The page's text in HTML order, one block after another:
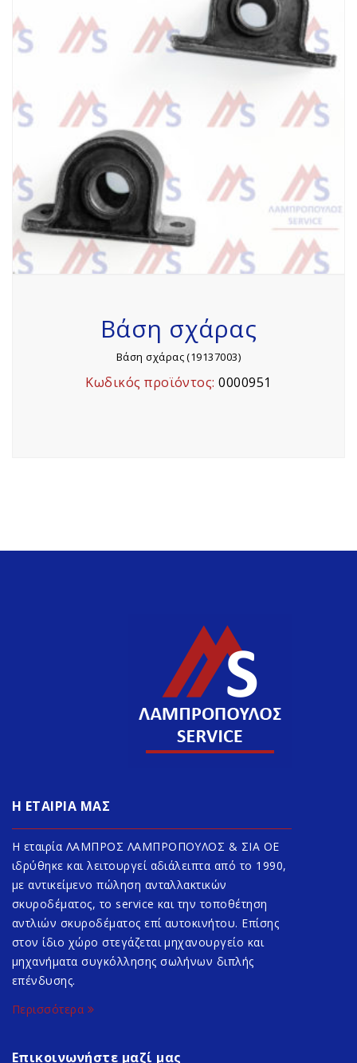
Βάση σχάρας
Βάση σχάρας (19137003)
Κωδικός προϊόντος:0000951
Η ΕΤΑΙΡΙΑ ΜΑΣ
Η εταιρία ΛΑΜΠΡΟΣ ΛΑΜΠΡΟΠΟΥΛΟΣ & ΣΙΑ ΟΕ
ιδρύθηκε και λειτουργεί αδιάλειπτα από το 1990,
με αντικείμενο πώληση ανταλλακτικών
σκυροδέματος, το service και την τοποθέτηση
αντλιών σκυροδέματος επί αυτοκινήτου. Επίσης
στον ίδιο χώρο στεγάζεται μηχανουργείο και
μηχανήματα συγκόλλησης σωλήνων διπλής
επένδυσης.
Περισσότερα
Επικοινωνήστε μαζί μας